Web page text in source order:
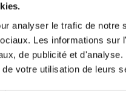
analyser le trafic de
Les informations
de publicité et
votre utilisation de leurs
controlee